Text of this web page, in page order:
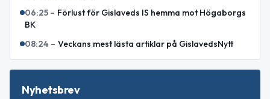
06:25 – Förlust för Gislaveds IS hemma mot Högaborgs
BK
08:24 – Veckans mest lästa artiklar på GislavedsNytt
Nyhetsbrev